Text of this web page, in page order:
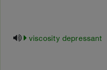
viscosity depressant